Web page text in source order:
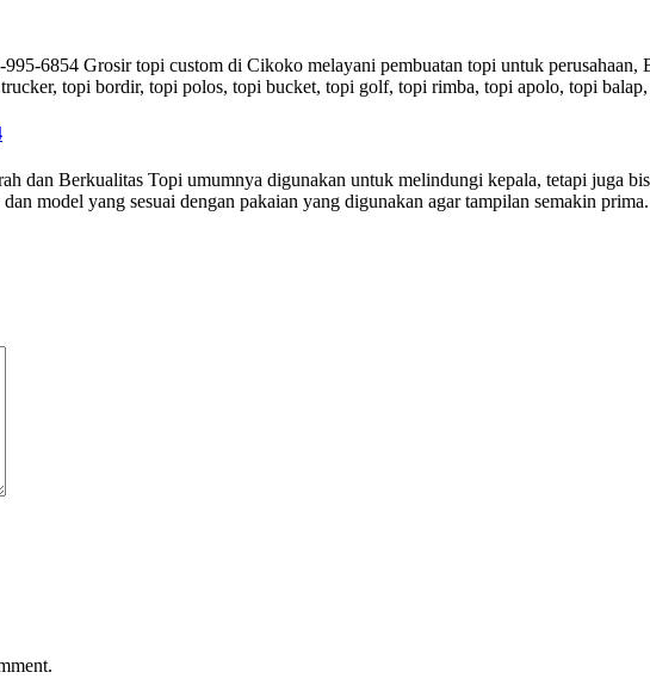
6854 Grosir topi custom di Cikoko melayani pembuatan topi untuk
topi bordir, topi polos, topi bucket, topi golf, topi rimba, topi apolo, topi
dan Berkualitas Topi umumnya digunakan untuk melindungi kepala, tetapi juga
model yang sesuai dengan pakaian yang digunakan agar tampilan semakin